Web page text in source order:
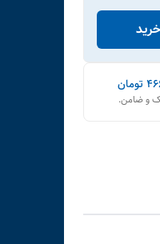
تومان